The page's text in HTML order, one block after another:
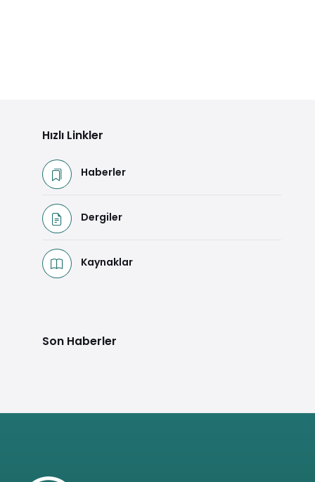
Hızlı Linkler
Haberler
Dergiler
Kaynaklar
Son Haberler